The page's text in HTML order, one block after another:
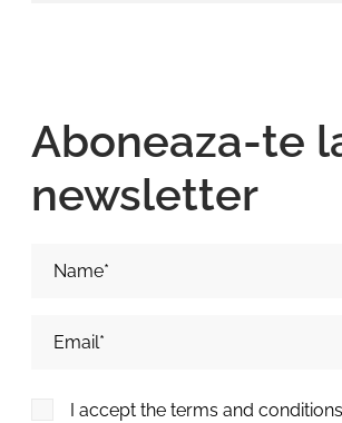
Aboneaza-te
newsletter
I accept the terms and conditions